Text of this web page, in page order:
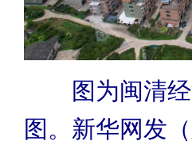
图为闽清
图。新华网发